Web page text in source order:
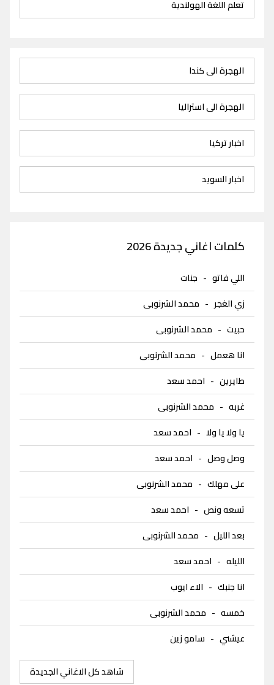
تعلم اللغة الهولندية
الهجرة الى كندا
الهجرة الى استراليا
اخبار تركيا
اخبار السويد
كلمات اغاني جديدة 2026
اللي فاتو - جنات
زي الغجر - محمد الشرنوبى
حبيت - محمد الشرنوبى
انا هعمل - محمد الشرنوبى
طايرين - احمد سعد
غربه - محمد الشرنوبى
يا ولا يا ولا - احمد سعد
وصل وصل - احمد سعد
على مهلك - محمد الشرنوبى
تسعه ونص - احمد سعد
بعد الليل - محمد الشرنوبى
الليله - احمد سعد
انا جنبك - الاء ايوب
خمسه - محمد الشرنوبى
عيشني - سامو زين
شاهد كل الاغاني الجديدة